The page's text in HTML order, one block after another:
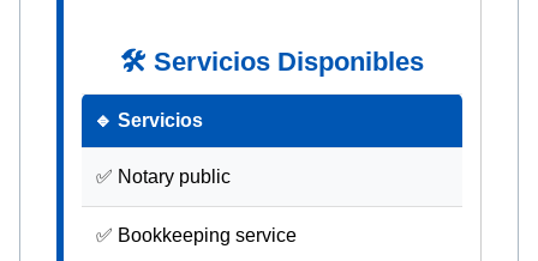
🛠 Servicios Disponibles
🔹 Servicios
✅ Notary public
✅ Bookkeeping service